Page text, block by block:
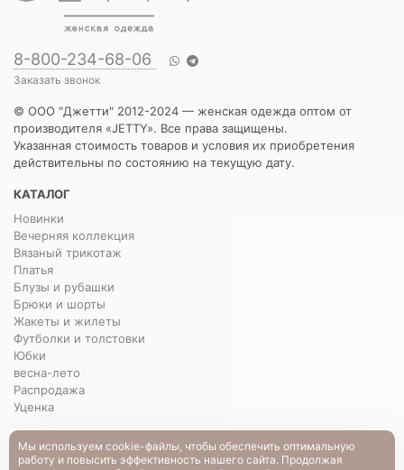
8-800-234-68-06
Заказать звонок
© ООО "Джетти" 2012-2024 — женская одежда оптом от
производителя «JETTY». Все права защищены.
Указанная стоимость товаров и условия их приобретения
действительны по состоянию на текущую дату.
КАТАЛОГ
Новинки
Вечерняя коллекция
Вязаный трикотаж
Платья
Блузы и рубашки
Брюки и шорты
Жакеты и жилеты
Футболки и толстовки
Юбки
весна-лето
Распродажа
Уценка
О нас
Мы используем cookie-файлы, чтобы обеспечить оптимальную
работу и повысить эффективность нашего сайта. Продолжая